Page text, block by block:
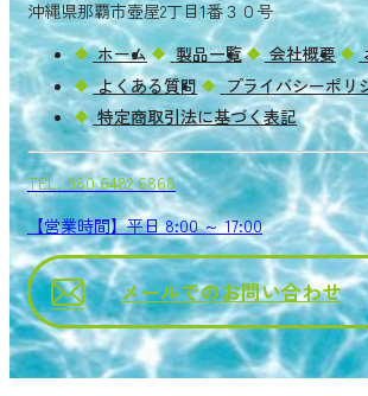
沖縄県那覇市壺屋2丁目1番３０号
ホーム
製品一覧 会社概要
よくある質問
プライバシーポリ
特定商取引法に基づく表記
TEL.080 6482 6868
【営業時間】平日 8:00 ～ 17:00
メールでのお問い合わせ
Copyright ® 2026 NANYO YAKUSO.All rights